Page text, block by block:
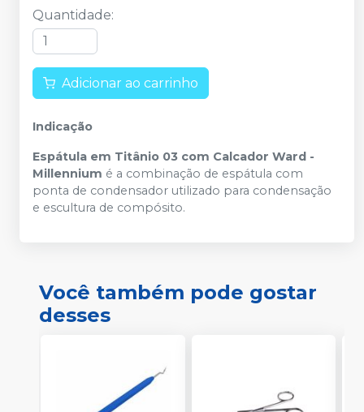
Quantidade:
Adicionar ao carrinho
Indicação
Espátula em Titânio 03 com Calcador Ward -
Millennium é a combinação de espátula com
ponta de condensador utilizado para condensação
e escultura de compósito.
Você também pode gostar
desses